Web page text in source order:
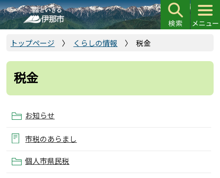
こ
の
ペ
の
頭
トップページ くらしの情報 税金
税金
お知らせ
市税のあらまし
個人市県民税